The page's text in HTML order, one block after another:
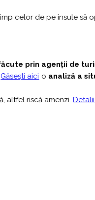
celor de pe insule să
prin agenții de
Găsești aici o analiză a
altfel riscă amenzi.